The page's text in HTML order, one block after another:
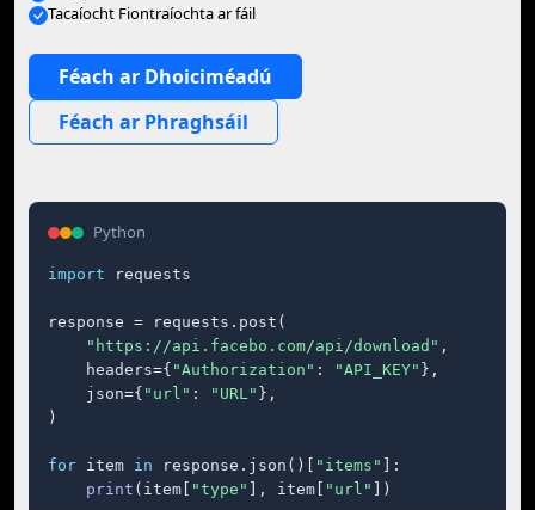
Tacaíocht Fiontraíochta ar fáil
Féach ar Dhoiciméadú
Féach ar Phraghsáil
Python
import requests
response = requests.post(
"https://api.facebo.com/api/download" ,
    headers={
"Authorization" : "API_KEY" },
    json={
"url" : "URL" },
)
for item in response.json()[ "items"
]:
print (item[ "type" ], item[ "url" ])